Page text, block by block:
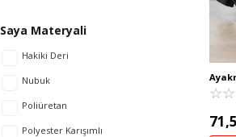
Saya Materyali
Hakiki Deri
Nubuk
Poliüretan
Polyester Karışımlı
Deri
☆☆
★★